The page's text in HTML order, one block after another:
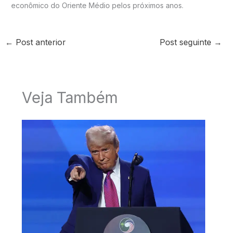
econômico do Oriente Médio pelos próximos anos.
← Post anterior Post seguinte →
Veja Também